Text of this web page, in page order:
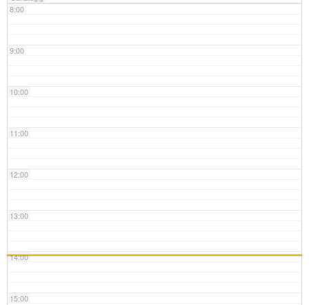
8:00
9:00
10:00
11:00
12:00
13:00
14:00
15:00